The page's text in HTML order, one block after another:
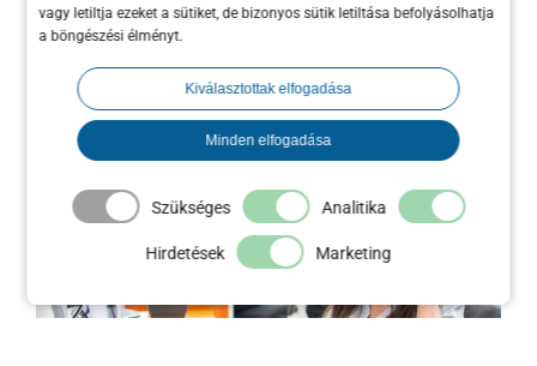
vagy letiltja ezeket a sütiket, de bizonyos sütik letiltása befolyásolhatja
a böngészési élményt.
Kiválasztottak elfogadása
Minden elfogadása
Szükséges Analitika
Hirdetések Marketing
számos webáruháznak segített abban, hogy
az Everigo-val, mint szakmai partnerükkel
építik fel ezeket a kampányokat.